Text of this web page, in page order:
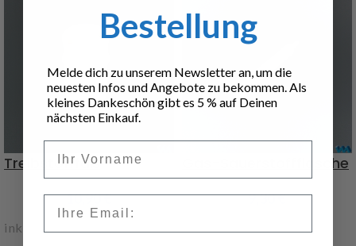
Treibstofffaß
10,90€
inkl. 19 % MwSt.
Gas-Sauerstoffflasche
9,30€
Bestellung
Melde dich zu unserem Newsletter an, um die
neuesten Infos und Angebote zu bekommen. Als
kleines Dankeschön gibt es 5 % auf Deinen
nächsten Einkauf.